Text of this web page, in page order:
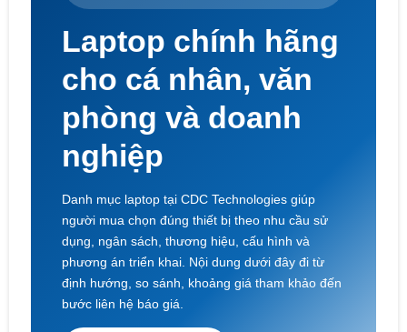
Laptop chính hãng
cho cá nhân, văn
phòng và doanh
nghiệp
Danh mục laptop tại CDC Technologies giúp
người mua chọn đúng thiết bị theo nhu cầu sử
dụng, ngân sách, thương hiệu, cấu hình và
phương án triển khai. Nội dung dưới đây đi từ
định hướng, so sánh, khoảng giá tham khảo đến
bước liên hệ báo giá.